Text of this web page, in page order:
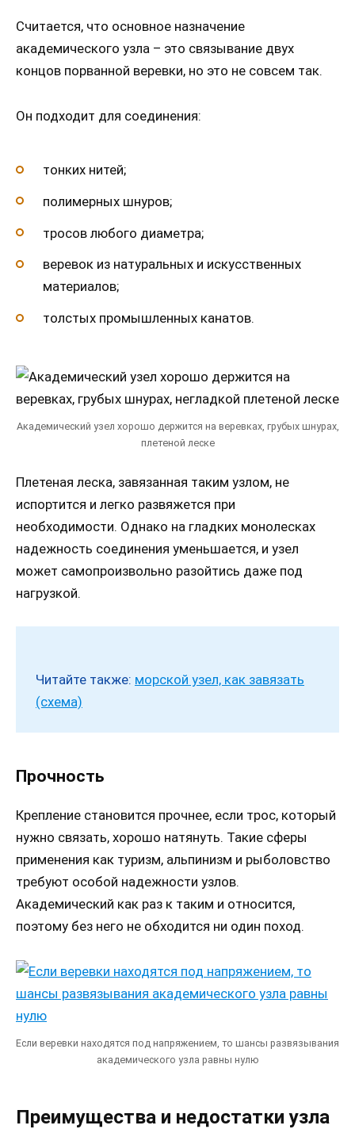
Считается, что основное назначение
академического узла – это связывание двух
концов порванной веревки, но это не совсем так.
Он подходит для соединения:
тонких нитей;
полимерных шнуров;
тросов любого диаметра;
веревок из натуральных и искусственных
материалов;
толстых промышленных канатов.
Академический узел хорошо держится на веревках, грубых шнурах,
плетеной леске
Плетеная леска, завязанная таким узлом, не
испортится и легко развяжется при
необходимости. Однако на гладких монолесках
надежность соединения уменьшается, и узел
может самопроизвольно разойтись даже под
нагрузкой.
Читайте также: морской узел, как завязать
(схема)
Прочность
Крепление становится прочнее, если трос, который
нужно связать, хорошо натянуть. Такие сферы
применения как туризм, альпинизм и рыболовство
требуют особой надежности узлов.
Академический как раз к таким и относится,
поэтому без него не обходится ни один поход.
Если веревки находятся под напряжением, то шансы развязывания
академического узла равны нулю
Преимущества и недостатки узла